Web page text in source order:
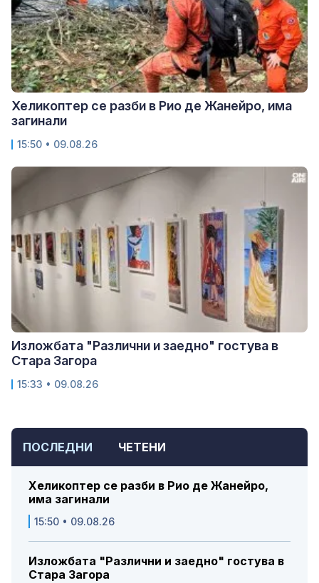
ПОСЛЕДНИ ЧЕТЕНИ
Хеликоптер се разби в Рио де Жанейро,
има загинали
15:50 • 09.08.26
Изложбата "Различни и заедно" гостува в
Стара Загора
Хеликоптер се разби в Рио де Жанейро, има
загинали
15:50 • 09.08.26
Изложбата "Различни и заедно" гостува в
Стара Загора
15:33 • 09.08.26